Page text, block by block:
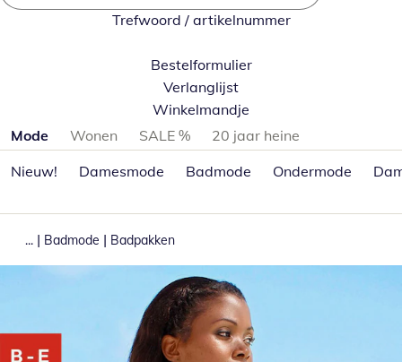
Trefwoord / artikelnummer
Bestelformulier
Verlanglijst
Winkelmandje
Productcategorieën overslaan
Mode Wonen SALE %
20 jaar heine
Nieuw!
Damesmode Badmode Ondermode
... | Badmode | Badpakken